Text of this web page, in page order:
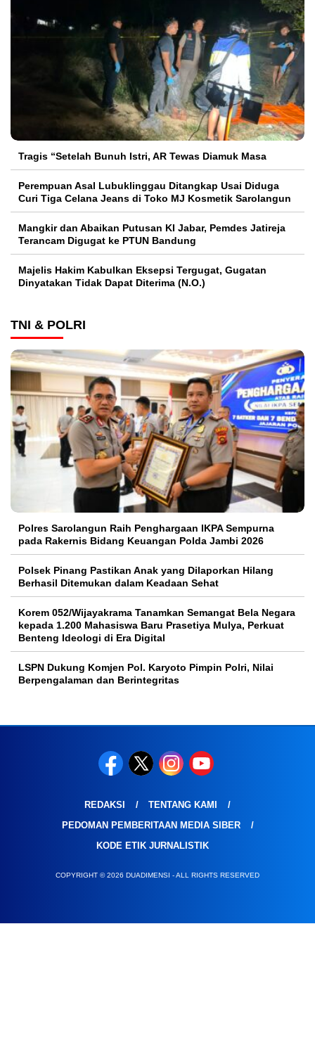
Tragis “Setelah Bunuh Istri, AR Tewas Diamuk Masa
Perempuan Asal Lubuklinggau Ditangkap Usai Diduga
Curi Tiga Celana Jeans di Toko MJ Kosmetik Sarolangun
Mangkir dan Abaikan Putusan KI Jabar, Pemdes Jatireja
Terancam Digugat ke PTUN Bandung
Majelis Hakim Kabulkan Eksepsi Tergugat, Gugatan
Dinyatakan Tidak Dapat Diterima (N.O.)
TNI & POLRI
Polres Sarolangun Raih Penghargaan IKPA Sempurna
pada Rakernis Bidang Keuangan Polda Jambi 2026
Polsek Pinang Pastikan Anak yang Dilaporkan Hilang
Berhasil Ditemukan dalam Keadaan Sehat
Korem 052/Wijayakrama Tanamkan Semangat Bela Negara
kepada 1.200 Mahasiswa Baru Prasetiya Mulya, Perkuat
Benteng Ideologi di Era Digital
LSPN Dukung Komjen Pol. Karyoto Pimpin Polri, Nilai
Berpengalaman dan Berintegritas
REDAKSI
TENTANG KAMI
PEDOMAN PEMBERITAAN MEDIA SIBER
KODE ETIK JURNALISTIK
COPYRIGHT © 2026 DUADIMENSI - ALL RIGHTS RESERVED